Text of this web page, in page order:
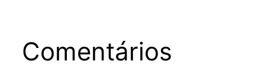
Comentários